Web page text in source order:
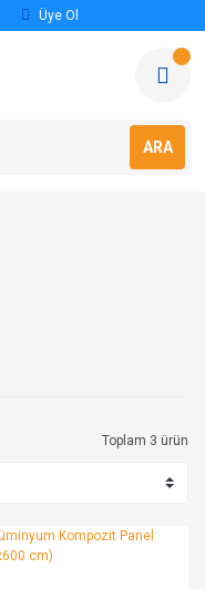
Üye Ol
ARA
Toplam 3 ürün